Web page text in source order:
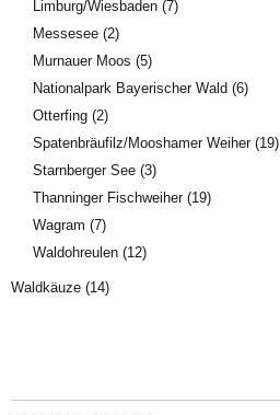
Limburg/Wiesbaden (7)
Messesee (2)
Murnauer Moos (5)
Nationalpark Bayerischer Wald (6)
Otterfing (2)
Spatenbräufilz/Mooshamer Weiher(19)
Starnberger See (3)
Thanninger Fischweiher(19)
Wagram (7)
Waldohreulen (12)
Waldkäuze (14)